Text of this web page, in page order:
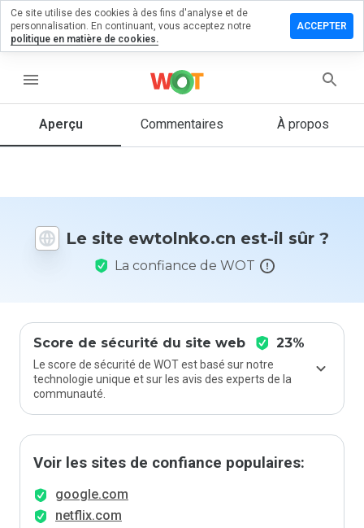
menu
Aperçu Commentaires À propos
Le site ewtolnko.cn est-il sûr ?
La confiance de WOT
Score de sécurité du site web 23%
Le score de sécurité de WOT est basé sur notre
technologie unique et sur les avis des experts de la
communauté.
Voir les sites de confiance populaires:
google.com
netflix.com
un
1 et 5
vous à ce
site ?
Ce site utilise des cookies à des fins d'analyse et de
personnalisation. En continuant, vous acceptez notre
politique en matière de cookies.
ACCEPTER